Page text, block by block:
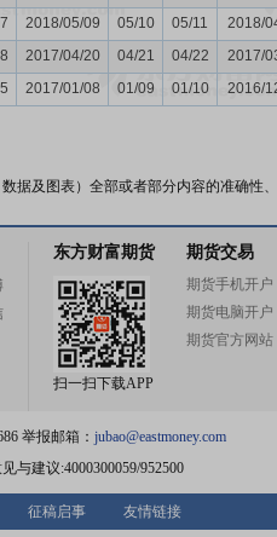
2018/05/09 05/10 05/11
2018/
2017/04/20 04/21 04/22
2017/
2017/01/08 01/09 01/10 2016/
据及图表）全部或者部分内容的准确性
东方财富期货
扫一扫下载APP
期货交易
期货手机开户
期货电脑开户
期货官方网站
举报邮箱： jubao@eastmoney.com
与建议:4000300059/952500
征稿启事 友情链接